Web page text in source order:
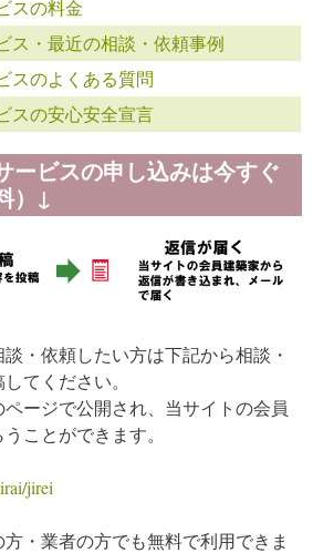
スの料金
ス・最近の相談・依頼事例
スのよくある質問
スの安心安全宣言
ービスの申し込みは今すぐ
）↓
・依頼したい方は下記から相談・
てください。
ージで公開され、当サイトの会員
ことができます。
jirei
・業者の方でも無料で利用できま